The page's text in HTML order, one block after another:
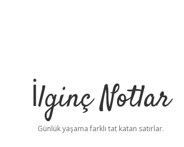
İlginç Notlar
Günlük yaşama farklı tat katan satırlar.